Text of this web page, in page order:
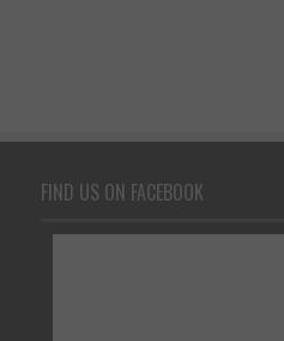
FIND US ON FACEBOOK